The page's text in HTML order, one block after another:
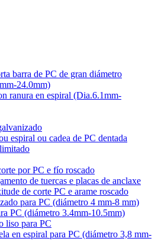
barra de PC de gran diámetro
24.0mm)
ranura en espiral (Dia.6.1mm-
espiral ou cadea de PC dentada
por PC e fío roscado
de tuercas e placas de anclaxe
de corte PC e arame roscado
para PC (diámetro 4 mm-8 mm)
PC (diámetro 3.4mm-10.5mm)
liso para PC
en espiral para PC (diámetro 3,8 mm-